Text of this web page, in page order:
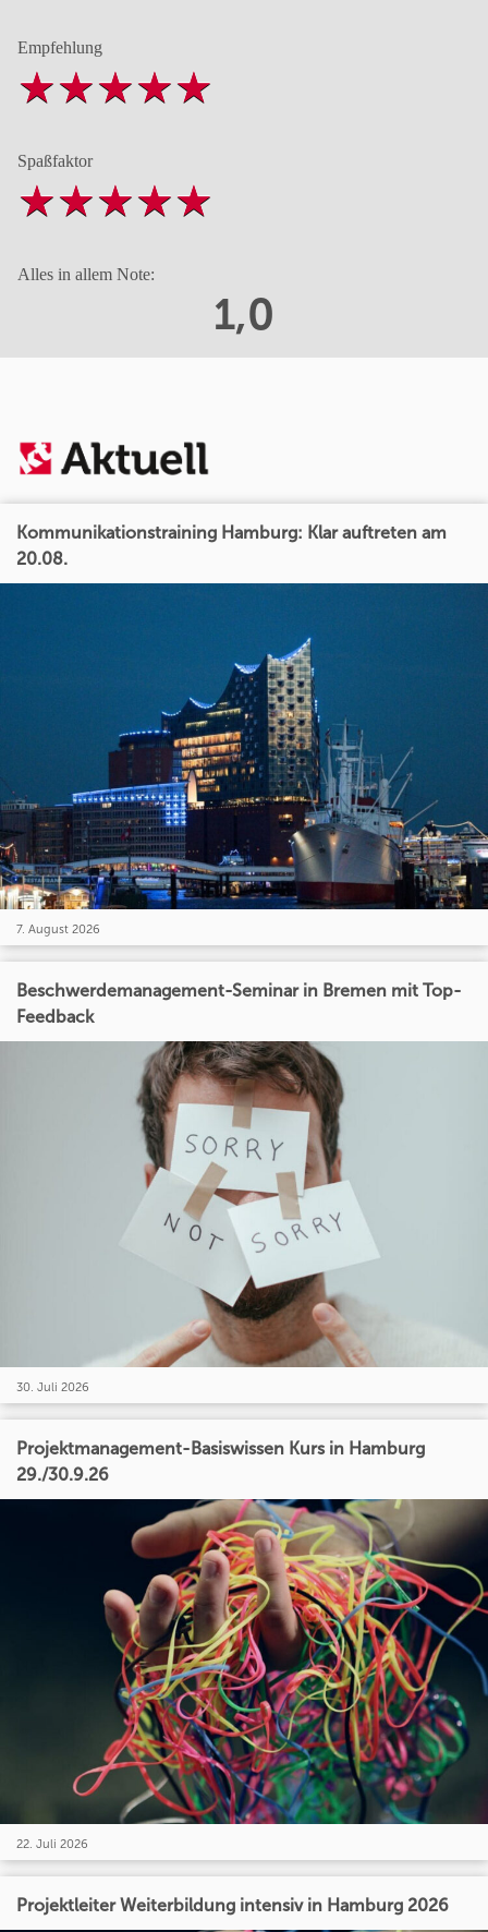
Empfehlung
Spaßfaktor
Alles in allem Note:
1,0
Kommunikationstraining Hamburg: Klar auftreten am
20.08.
7. August 2026
Beschwerdemanagement-Seminar in Bremen mit Top-
Feedback
30. Juli 2026
Projektmanagement-Basiswissen Kurs in Hamburg
29./30.9.26
22. Juli 2026
Projektleiter Weiterbildung intensiv in Hamburg 2026